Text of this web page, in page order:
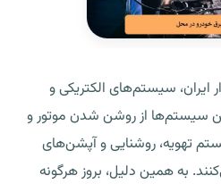
ایران، سیستم‌های الکتریکی و
سیستم‌ها از روشن شدن موتور و
تهویه، روشنایی و آپشن‌های
به همین دلیل، بروز هرگونه